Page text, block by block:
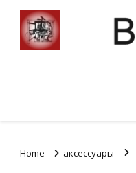
Home аксессуары